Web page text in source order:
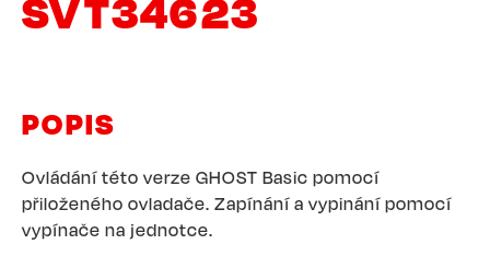
SVT34623
POPIS
Ovládání této verze GHOST Basic pomocí
přiloženého ovladače. Zapínání a vypinání pomocí
vypínače na jednotce.